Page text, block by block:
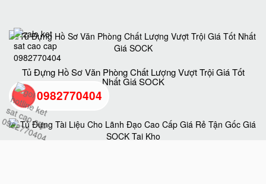
Tủ Đựng Hồ Sơ Văn Phòng Chất Lượng Vượt Trội Giá Tốt
Nhất Giá SOCK
0982770404